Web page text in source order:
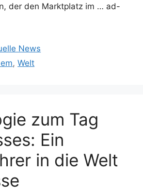
der den Marktplatz im … ad-
News
,Welt
zum Tag
Ein
in die Welt